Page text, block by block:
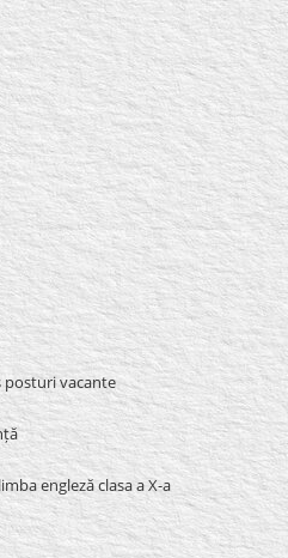
posturi vacante
engleză clasa a X-a